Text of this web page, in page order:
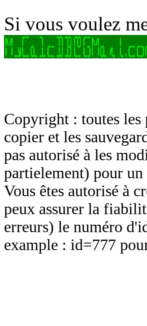
Si vous voulez
Copyright : toutes les
copier et les
pas autorisé à les
partielement) pour
Vous êtes autorisé à
peux assurer la
erreurs) le numéro
example : id=777